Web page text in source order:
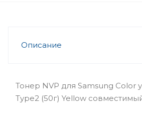
Описание
Тонер NVP для Samsung Color
Type2 (50г) Yellow